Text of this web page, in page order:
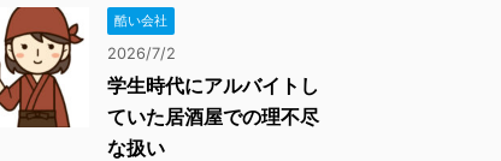
酷い会社
2026/7/2
学生時代にアルバイトし
ていた居酒屋での理不尽
な扱い